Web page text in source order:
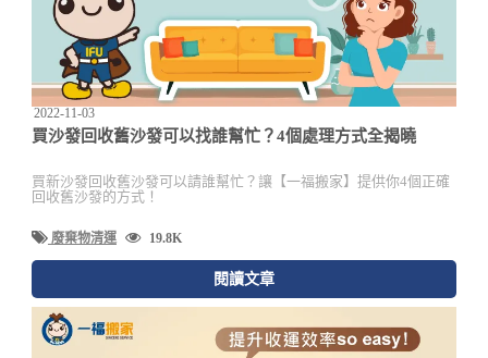
2022-11-03
買沙發回收舊沙發可以找誰幫忙？4個處理方式全揭曉
買新沙發回收舊沙發可以請誰幫忙？讓【一福搬家】提供你4個正確
回收舊沙發的方式！
廢棄物清運 19.8K
閱讀文章